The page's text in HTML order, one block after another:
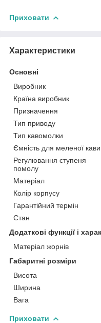
Приховати
Характеристики
Основні
Виробник
Країна виробник
Призначення
Тип приводу
Тип кавомолки
Ємність для меленої кави
Регулювання ступеня
помолу
Матеріал
Колір корпусу
Гарантійний термін
Стан
Додаткові функції і
Матеріал жорнів
Габаритні розміри
Висота
Ширина
Вага
Приховати